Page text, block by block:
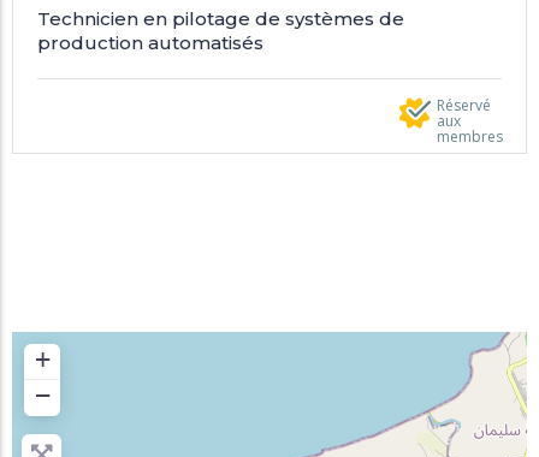
Technicien en pilotage de systèmes de
production automatisés
Réservé
aux
membres
+
−